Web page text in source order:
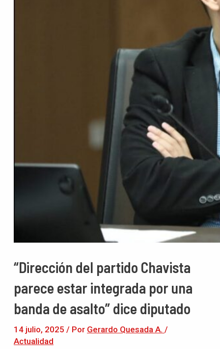
“Dirección del partido Chavista
parece estar integrada por una
banda de asalto” dice diputado
14 julio, 2025 / Por Gerardo Quesada A. /
Actualidad